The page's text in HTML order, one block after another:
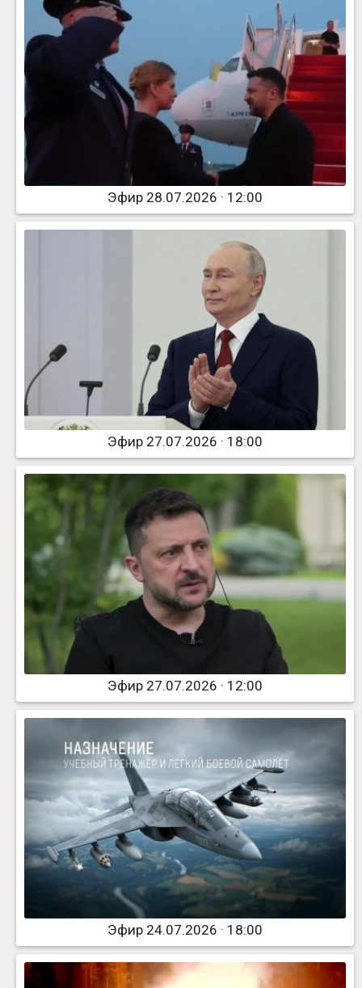
Эфир 28.07.2026 · 12:00
Эфир 27.07.2026 · 18:00
Эфир 27.07.2026 · 12:00
Эфир 24.07.2026 · 18:00